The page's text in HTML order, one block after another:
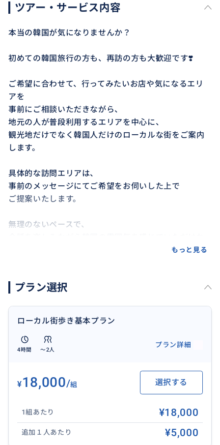
ツアー・サービス内容
本当の韓国が気になりませんか？
初めての韓国旅行の方も、再訪の方も大歓迎です❣️
ご希望に合わせて、行ってみたいお店や気になるエリ
アを
事前にご相談いただきながら、
地元の人が普段利用するエリアを中心に、
観光地だけでなく韓国人だけのローカルな街をご案内
します。
具体的な訪問エリアは、
事前のメッセージにてご希望をお伺いした上で
ご提案いたします。
無理のないペースで、
最大３名）
おすすめ
もっと見る
プラン選択
ローカル街歩き基本プラン
4時間 〜2人
プラン詳細
¥18,000/組 選択する
1組あたり ¥18,000
追加１人あたり ¥5,000